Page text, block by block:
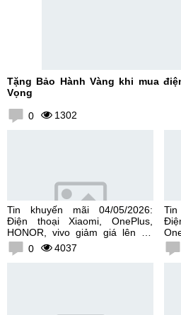
Tặng Bảo Hành Vàng khi mua
Vọng
0 1302
Tin khuyến mãi 04/05/2026:
Điện thoại Xiaomi, OnePlus,
HONOR, vivo giảm giá lên tới
300K0 4037